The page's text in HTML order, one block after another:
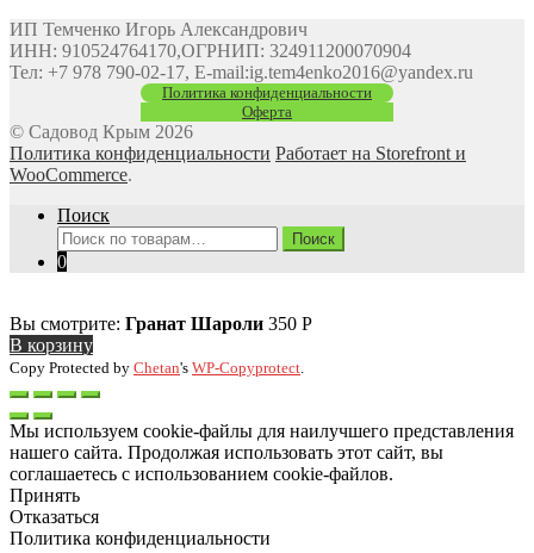
ИП Темченко Игорь Александрович
ИНН: 910524764170,ОГРНИП: 324911200070904
Тел: +7 978 790-02-17, E-mail:ig.tem4enko2016@yandex.ru
Политика конфиденциальности
Оферта
© Садовод Крым 2026
Политика конфиденциальности Работает на Storefront и
WooCommerce.
Поиск
Искать:
Поиск
0
Вы смотрите: Гранат Шароли 350 Р
В корзину
Copy Protected by Chetan's WP-Copyprotect
Мы используем cookie-файлы для наилучшего представления
нашего сайта. Продолжая использовать этот сайт, вы
соглашаетесь с использованием cookie-файлов.
Принять
Отказаться
Политика конфиденциальности